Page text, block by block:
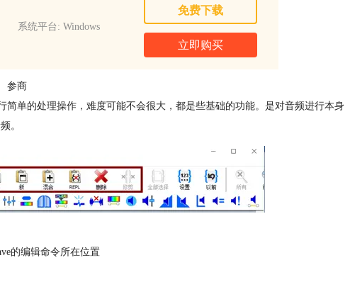
系统平台: Windows
免费下载
立即购买
参商
简单的处理操作，难度可能不会很大，都是些基础的功能。是对音频进行本身
。
的编辑命令所在位置